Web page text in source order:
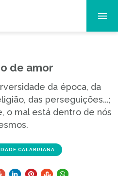
de amor
da época, da
das perseguições...;
o mal está dentro de nós
CALABRIANA